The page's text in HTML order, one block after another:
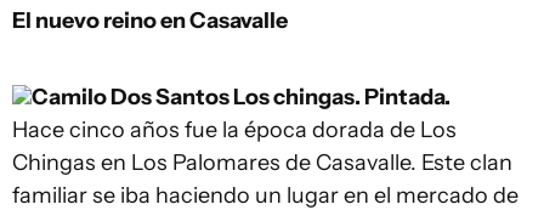
El nuevo reino en Casavalle
Camilo Dos SantosLos chingas. Pintada.
Hace cinco años fue la época dorada de Los
Chingas en Los Palomares de Casavalle. Este clan
familiar se iba haciendo un lugar en el mercado de